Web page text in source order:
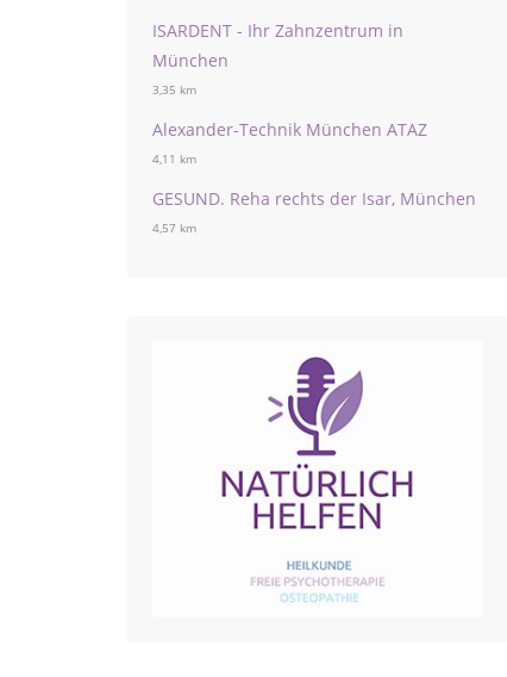
ISARDENT - Ihr Zahnzentrum in
München
3,35 km
Alexander-Technik München ATAZ
4,11 km
GESUND. Reha rechts der Isar, München
4,57 km